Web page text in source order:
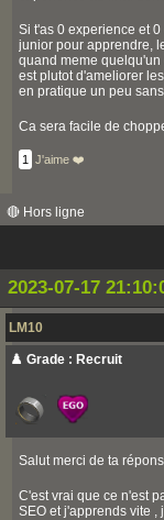
Si t'as 0 experience et
junior pour apprendre,
quand meme quelqu'un
est plutot d'ameliorer
en pratique un peu
Ca sera facile de
1 J'aime ❤️
🔴 Hors ligne
2023-07-17
LM10
♟️ Grade : Recruit
Salut merci de ta
C'est vrai que ce n'est
SEO et j'apprends vite ,